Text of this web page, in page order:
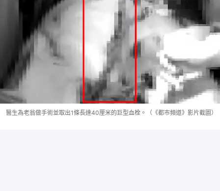
醫生為老翁做手術並取出1條長達40厘米的巨型血栓。（《都市頻道》影片截圖）